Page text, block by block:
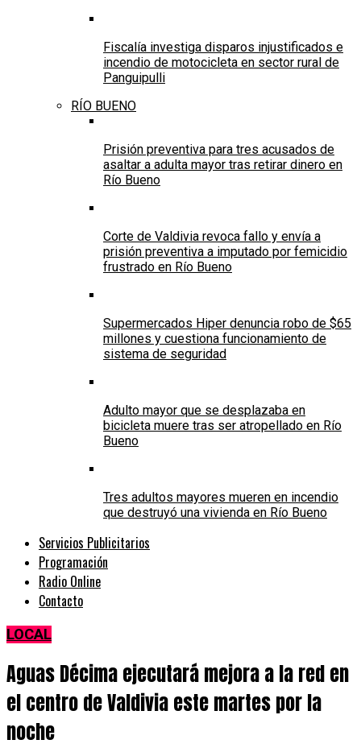
Fiscalía investiga disparos injustificados e
incendio de motocicleta en sector rural de
Panguipulli
RÍO BUENO
Prisión preventiva para tres acusados de
asaltar a adulta mayor tras retirar dinero en
Río Bueno
Corte de Valdivia revoca fallo y envía a
prisión preventiva a imputado por femicidio
frustrado en Río Bueno
Supermercados Hiper denuncia robo de $65
millones y cuestiona funcionamiento de
sistema de seguridad
Adulto mayor que se desplazaba en
bicicleta muere tras ser atropellado en Río
Bueno
Tres adultos mayores mueren en incendio
que destruyó una vivienda en Río Bueno
Servicios Publicitarios
Programación
Radio Online
Contacto
LOCAL
Aguas Décima ejecutará mejora a la red en
el centro de Valdivia este martes por la
noche